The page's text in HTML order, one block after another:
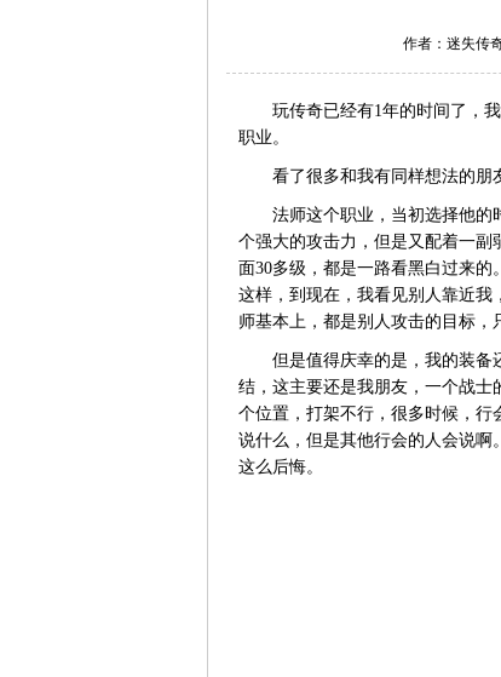
作者：迷失传
玩传奇已经有1年的时间了，我
职业。
看了很多和我有同样想法的朋友
法师这个职业，当初选择他的时
个强大的攻击力，但是又配着一副
面30多级，都是一路看黑白过来
这样，到现在，我看见别人靠近
师基本上，都是别人攻击的目标，
但是值得庆幸的是，我的装备还
结，这主要还是我朋友，一个战士
个位置，打架不行，很多时候，
说什么，但是其他行会的人会说啊
这么后悔。